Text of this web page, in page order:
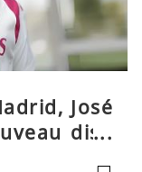
José
disp